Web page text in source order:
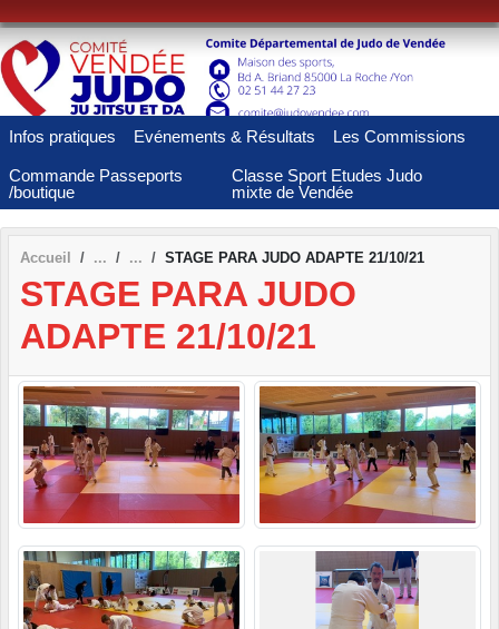
Infos pratiques Evénements & Résultats Les Commissions
Commande Passeports
/boutique
Classe Sport Etudes Judo
mixte de Vendée
Accueil STAGE PARA JUDO ADAPTE 21/10/21
STAGE PARA JUDO
ADAPTE 21/10/21